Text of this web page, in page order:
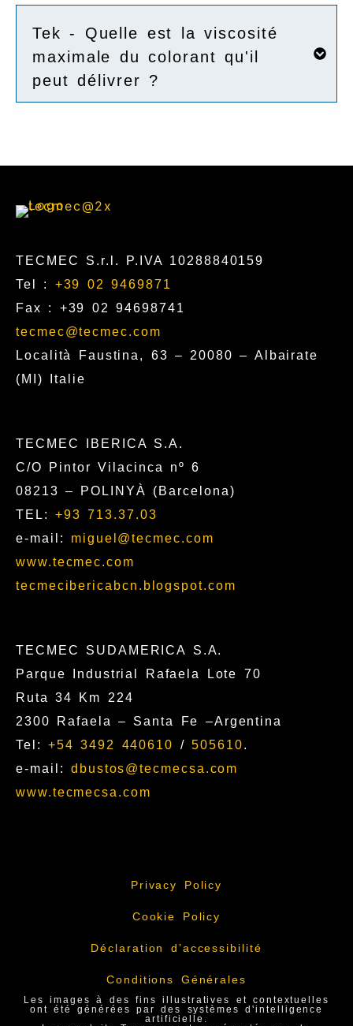
Tek - Quelle est la viscosité
maximale du colorant qu'il
peut délivrer ?
TECMEC S.r.l. P.IVA 10288840159
Tel : +39 02 9469871
Fax : +39 02 94698741
tecmec@tecmec.com
Località Faustina, 63 – 20080 – Albairate
(MI) Italie
TECMEC IBERICA S.A.
C/O Pintor Vilacinca nº 6
08213 – POLINYÀ (Barcelona)
TEL:+93 713.37.03
e-mail: miguel@tecmec.com
www.tecmec.com
tecmecibericabcn.blogspot.com
TECMEC SUDAMERICA S.A.
Parque Industrial Rafaela Lote 70
Ruta 34 Km 224
2300 Rafaela – Santa Fe –Argentina
Tel:+54 3492 440610 / 505610.
e-mail: dbustos@tecmecsa.com
www.tecmecsa.com
Privacy Policy
Cookie Policy
Déclaration d’accessibilité
Conditions Générales
Les images à des fins illustratives et contextuelles
ont été générées par des systèmes d'intelligence
artificielle.